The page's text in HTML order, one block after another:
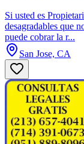
Si usted es
desagradables que
puede cobrar la r...
San Jose, CA